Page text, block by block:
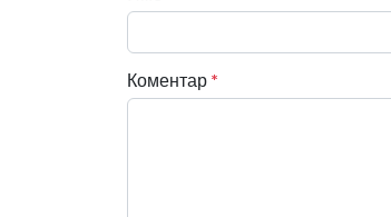
Коментар *